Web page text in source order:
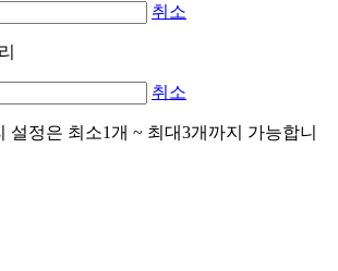
취소
취소
설정은 최소1개 ~ 최대3개까지 가능합니